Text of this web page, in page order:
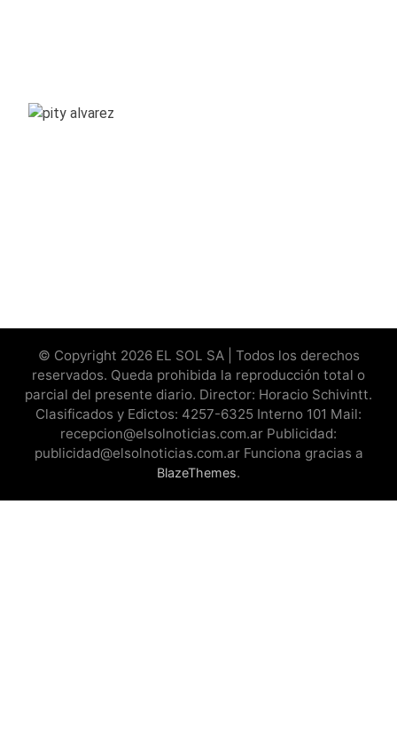
© Copyright 2026 EL SOL SA | Todos los derechos
reservados. Queda prohibida la reproducción total o
parcial del presente diario. Director: Horacio Schivintt.
Clasificados y Edictos: 4257-6325 Interno 101 Mail:
recepcion@elsolnoticias.com.ar Publicidad:
publicidad@elsolnoticias.com.ar Funciona gracias a
BlazeThemes.